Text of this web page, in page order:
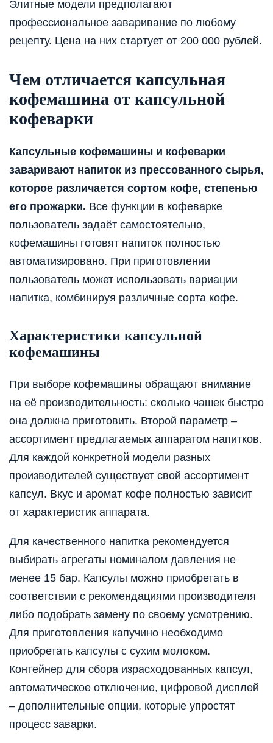
Элитные модели предполагают
профессиональное заваривание по любому
рецепту. Цена на них стартует от 200 000 рублей.
Чем отличается капсульная
кофемашина от капсульной
кофеварки
Капсульные кофемашины и кофеварки
заваривают напиток из прессованного сырья,
которое различается сортом кофе, степенью
его прожарки. Все функции в кофеварке
пользователь задаёт самостоятельно,
кофемашины готовят напиток полностью
автоматизировано. При приготовлении
пользователь может использовать вариации
напитка, комбинируя различные сорта кофе.
Характеристики капсульной
кофемашины
При выборе кофемашины обращают внимание
на её производительность: сколько чашек быстро
она должна приготовить. Второй параметр –
ассортимент предлагаемых аппаратом напитков.
Для каждой конкретной модели разных
производителей существует свой ассортимент
капсул. Вкус и аромат кофе полностью зависит
от характеристик аппарата.
Для качественного напитка рекомендуется
выбирать агрегаты номиналом давления не
менее 15 бар. Капсулы можно приобретать в
соответствии с рекомендациями производителя
либо подобрать замену по своему усмотрению.
Для приготовления капучино необходимо
приобретать капсулы с сухим молоком.
Контейнер для сбора израсходованных капсул,
автоматическое отключение, цифровой дисплей
– дополнительные опции, которые упростят
процесс заварки.